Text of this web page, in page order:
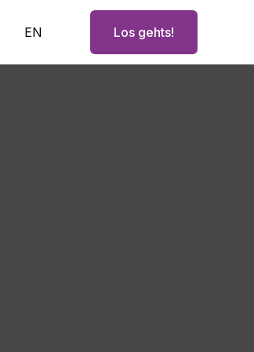
EN Los gehts!